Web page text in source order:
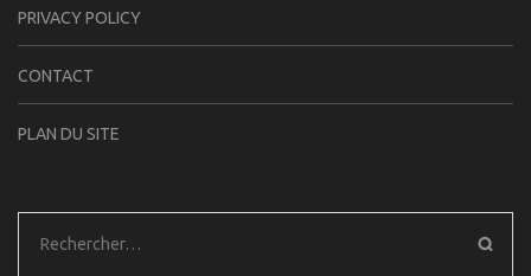
PRIVACY POLICY
CONTACT
PLAN DU SITE
Rechercher :